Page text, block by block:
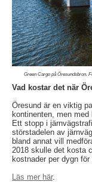
Green Cargo på Öresundsbron.
Vad kostar det när
Öresund är en viktig
kontinenten, men
Ett stopp i
störstadelen av
bland annat vill
2018 skulle det kosta
kostnader per dygn
Läs mer här.